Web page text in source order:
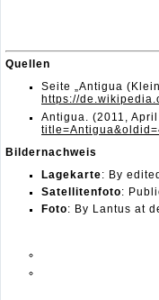
Quellen
Seite „Antigua
https://
Antigua. (2011,
Bildernachweis
Lagekarte: By
Satellitenfoto:
Foto: By Lantus at